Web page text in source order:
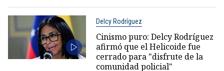
Delcy Rodríguez
Cinismo puro: Delcy Rodríguez
afirmó que el Helicoide fue
cerrado para "disfrute de la
comunidad policial"